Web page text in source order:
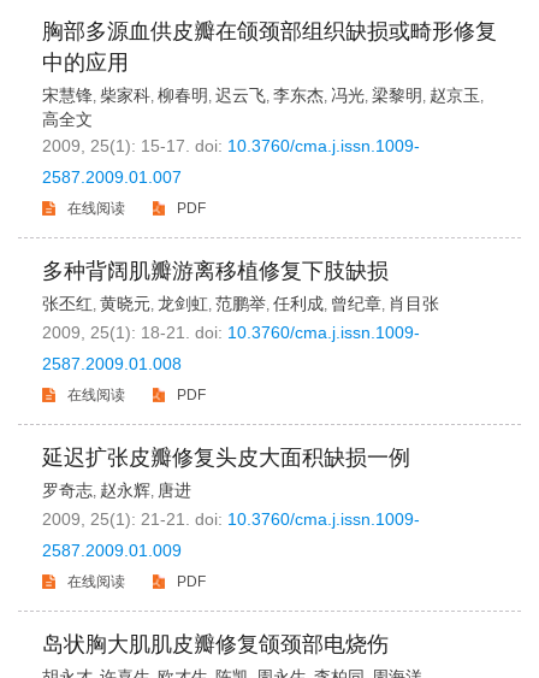
胸部多源血供皮瓣在颌颈部组织缺损或畸形修复
中的应用
宋慧锋, 柴家科, 柳春明 , 迟云飞, 李东杰, 冯光, 梁黎明 , 赵京玉 ,
高全文
2009, 25(1): 15-17. doi: 10.3760/cma.j.issn.1009-
2587.2009.01.007
在线阅读 PDF
多种背阔肌瓣游离移植修复下肢缺损
张丕红, 黄晓元, 龙剑虹, 范鹏举, 任利成, 曾纪章, 肖目张
2009, 25(1): 18-21. doi: 10.3760/cma.j.issn.1009-
2587.2009.01.008
在线阅读 PDF
延迟扩张皮瓣修复头皮大面积缺损一例
罗奇志, 赵永辉, 唐进
2009, 25(1): 21-21. doi: 10.3760/cma.j.issn.1009-
2587.2009.01.009
在线阅读 PDF
岛状胸大肌肌皮瓣修复颌颈部电烧伤